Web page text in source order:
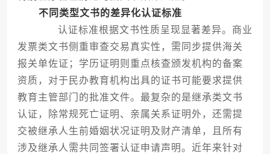
不同类型文书的差异化认证标准
认证标准根据文书性质呈现显著差异。商业
发票类文书侧重审查交易真实性，需同步提供海关
报关单佐证；学历证明则重点核查颁发机构的备案
资质，对于民办教育机构出具的证书可能要求提供
教育主管部门的批准文件。最复杂的是继承类文书
认证，除常规死亡证明、亲属关系证明外，还需提
交被继承人生前婚姻状况证明及财产清单，且所有
涉及继承人需共同签署认证申请声明。近年来针对